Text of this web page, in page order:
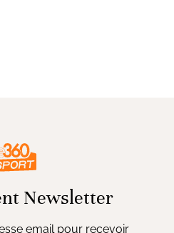
Newsletter
email pour recevoir